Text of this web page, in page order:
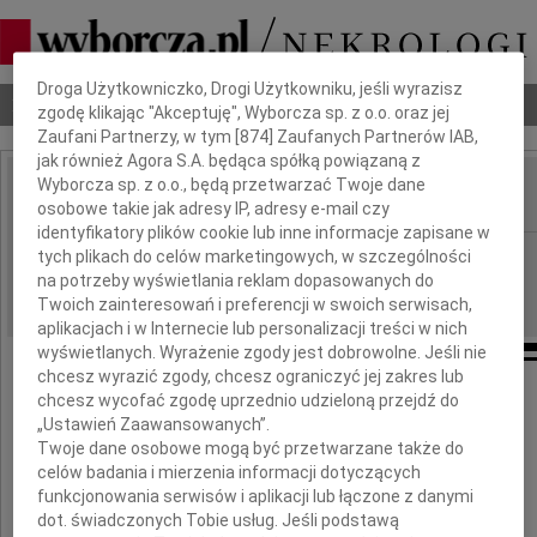
Nekrologi Odeszli Poradnik pogrzebowy
IMIĘ I NAZWISKO:
REGION: Bydgoszcz
DATA EMISJI: 02.10.2015
Gerardowi Wilke i Rodzinie
wyrazy głębokiego współczucia
z powodu śmierci
Dbamy o Twoją prywatność
Droga Użytkowniczko, Drogi Użytkowniku, jeśli wyrazisz
zgodę klikając "Akceptuję", Wyborcza sp. z o.o. oraz jej
Zaufani Partnerzy, w tym [874 ] Zaufanych Partnerów IAB,
jak również Agora S.A. będąca spółką powiązaną z
Wyborcza sp. z o.o., będą przetwarzać Twoje dane
osobowe takie jak adresy IP, adresy e-mail czy
identyfikatory plików cookie lub inne informacje zapisane w
tych plikach do celów marketingowych, w szczególności
na potrzeby wyświetlania reklam dopasowanych do
Twoich zainteresowań i preferencji w swoich serwisach,
aplikacjach i w Internecie lub personalizacji treści w nich
wyświetlanych. Wyrażenie zgody jest dobrowolne. Jeśli nie
chcesz wyrazić zgody, chcesz ograniczyć jej zakres lub
chcesz wycofać zgodę uprzednio udzieloną przejdź do
„Ustawień Zaawansowanych”.
Twoje dane osobowe mogą być przetwarzane także do
celów badania i mierzenia informacji dotyczących
funkcjonowania serwisów i aplikacji lub łączone z danymi
dot. świadczonych Tobie usług. Jeśli podstawą